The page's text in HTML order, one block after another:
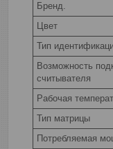
Бренд.
Цвет
Тип
Возможность
считывателя
Рабочая
Тип матрицы
Потребляемая